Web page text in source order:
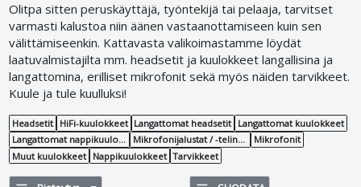
Olitpa sitten peruskäyttäjä, työntekijä tai pelaaja, tarvitset
varmasti kalustoa niin äänen vastaanottamiseen kuin sen
välittämiseenkin. Kattavasta valikoimastamme löydät
laatuvalmistajilta mm. headsetit ja kuulokkeet langallisina ja
langattomina, erilliset mikrofonit sekä myös näiden tarvikkeet.
Kuule ja tule kuulluksi!
Headsetit HiFi-kuulokkeet Langattomat headsetit Langattomat kuulokkeet
Langattomat nappikuulokkeet
Mikrofonijalustat / -telineet
Mikrofonit
Muut kuulokkeet Nappikuulokkeet Tarvikkeet